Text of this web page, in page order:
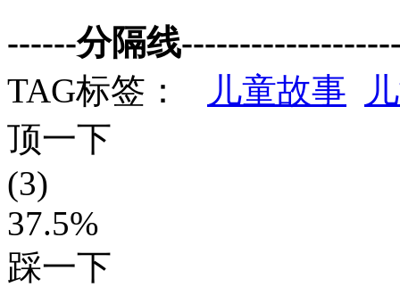
------分隔线
TAG标签：
儿童故事
顶一下
(3)
37.5%
踩一下